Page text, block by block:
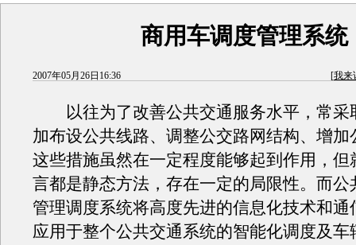
商用车调度管理系统
2007年05月26日16:36 [我来
以往为了改善公共交通服务水平，常采
加布设公共线路、调整公交路网结构、增加
这些措施虽然在一定程度能够起到作用，但
言都是静态方法，存在一定的局限性。而公
管理调度系统将高度先进的信息化技术和通
应用于整个公共交通系统的智能化调度及车